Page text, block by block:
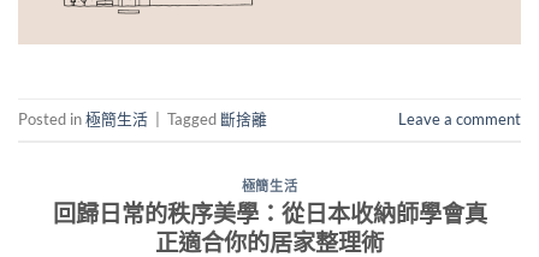
Posted in極簡生活 Tagged 斷捨離 Leave a comment
極簡生活
回歸日常的秩序美學：從日本收納師學會真
正適合你的居家整理術